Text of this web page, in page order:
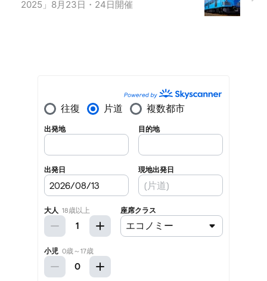
2025」8月23日・24日開催